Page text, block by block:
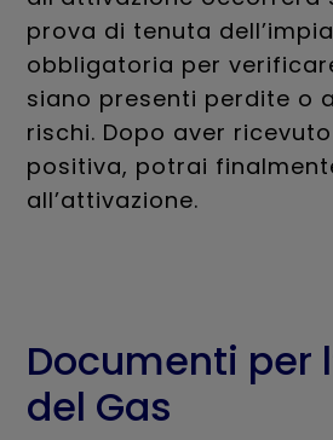
prova di tenuta
obbligatoria per
siano presenti perdite o
rischi. Dopo aver
positiva, potrai
all’attivazione.
Documenti per
del Gas